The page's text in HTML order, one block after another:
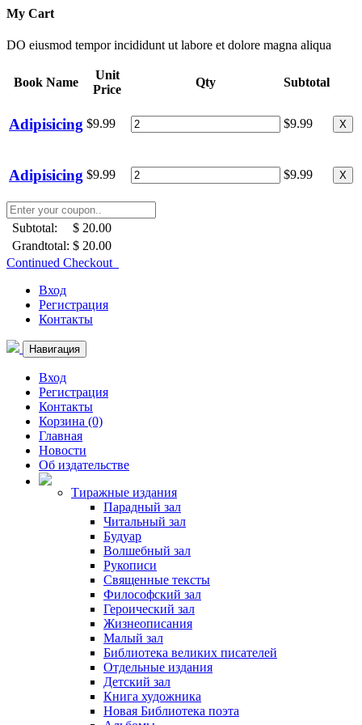
My Cart
DO eiusmod tempor incididunt ut labore et dolore magna aliqua
Book Name
Unit
Price
Qty Subtotal
Adipisicing $9.99 $9.99 X
Adipisicing $9.99 $9.99 X
Subtotal:
$ 20.00
Grandtotal: $ 20.00
Continued Checkout
Вход
Регистрация
Контакты
Навигация
Вход
Регистрация
Контакты
Корзина (0)
Главная
Новости
Об издательстве
Тиражные издания
Парадный зал
Читальный зал
Будуар
Волшебный зал
Рукописи
Священные тексты
Философский зал
Героический зал
Жизнеописания
Малый зал
Библиотека великих писателей
Отдельные издания
Детский зал
Книга художника
Новая Библиотека поэта